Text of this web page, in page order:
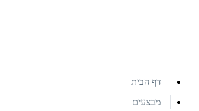
דף הבית
מבצעים